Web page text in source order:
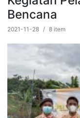
Bencana
2021-11-28 / 8 item